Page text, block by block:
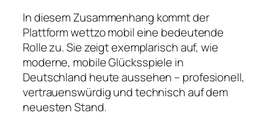
In diesem Zusammenhang kommt der
Plattform wettzo mobil eine bedeutende
Rolle zu. Sie zeigt exemplarisch auf, wie
moderne, mobile Glücksspiele in
Deutschland heute aussehen – profesionell,
vertrauenswürdig und technisch auf dem
neuesten Stand.